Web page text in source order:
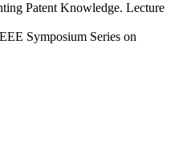
Patent Knowledge. Lecture
Symposium Series on